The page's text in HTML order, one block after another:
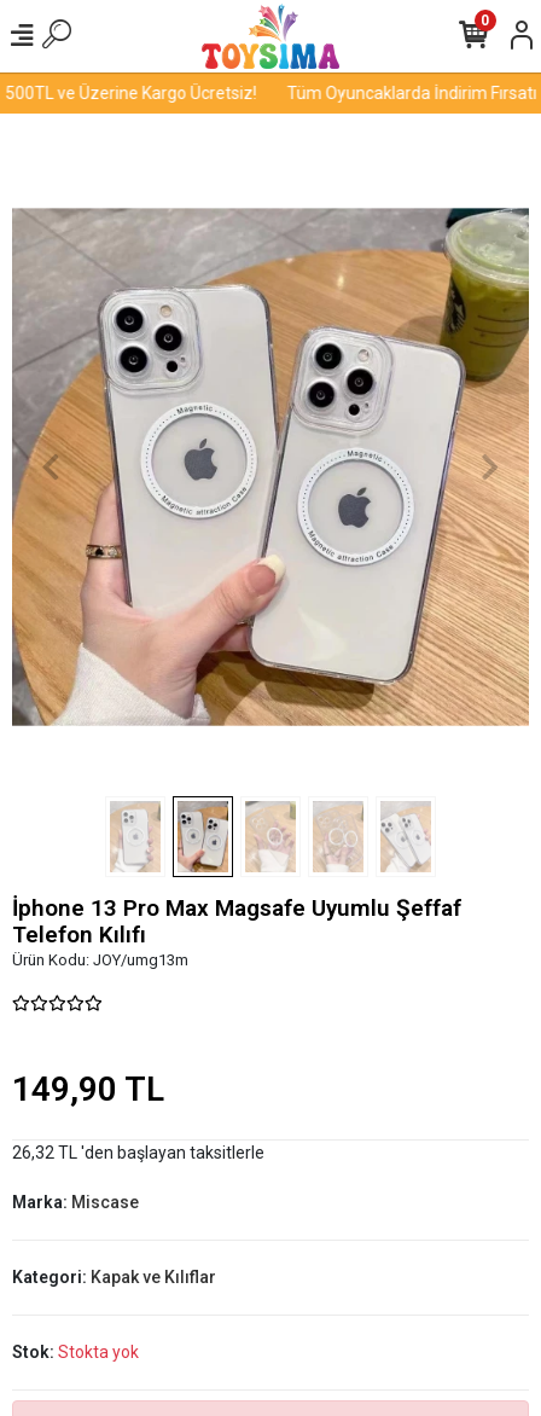
ve Üzerine Kargo Ücretsiz! Tüm Oyuncaklarda İndirim Fırsatı
0
İphone 13 Pro Max Magsafe Uyumlu Şeffaf
Telefon Kılıfı
Ürün Kodu: JOY/umg13m
149,90 TL
26,32 TL 'den başlayan taksitlerle
Marka: Miscase
Kategori: Kapak ve Kılıflar
Stok: Stokta yok